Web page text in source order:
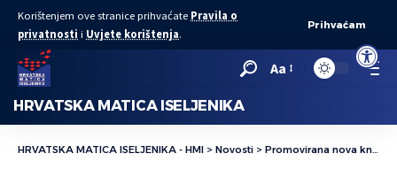
Open
Korištenjem ove stranice prihvaćate Pravila o
privatnosti i Uvjete korištenja.
Prihvaćam
Aa
HRVATSKA MATICA ISELJENIKA
HRVATSKA MATICA ISELJENIKA - HMI > Novosti > Promovirana nova knjiga Željka Brguljana